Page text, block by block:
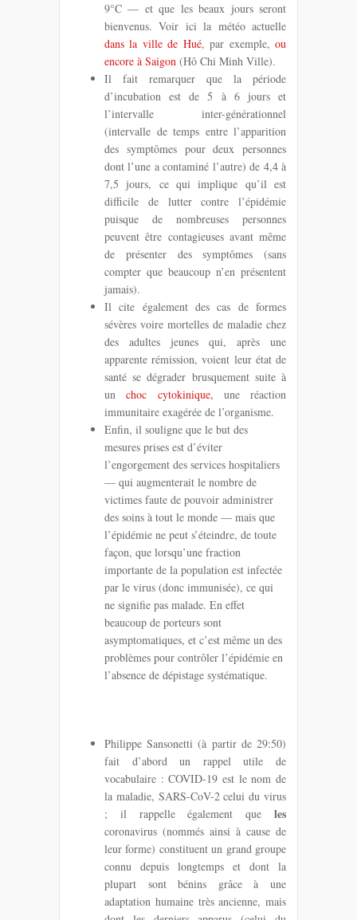
9°C — et que les beaux jours seront
bienvenus. Voir ici la météo actuelle
dans la ville de Hué, par exemple,ou
encore à Saigon (Hô Chi Minh Ville).
Il fait remarquer que la période
d’incubation est de 5 à 6 jours et
l’intervalle inter-générationnel
(intervalle de temps entre l’apparition
des symptômes pour deux personnes
dont l’une a contaminé l’autre) de 4,4 à
7,5 jours, ce qui implique qu’il est
difficile de lutter contre l’épidémie
puisque de nombreuses personnes
peuvent être contagieuses avant même
de présenter des symptômes (sans
compter que beaucoup n’en présentent
jamais).
Il cite également des cas de formes
sévères voire mortelles de maladie chez
des adultes jeunes qui, après une
apparente rémission, voient leur état de
santé se dégrader brusquement suite à
unchoc cytokinique, une réaction
immunitaire exagérée de l’organisme.
Enfin, il souligne que le but des
mesures prises est d’éviter
l’engorgement des services hospitaliers
— qui augmenterait le nombre de
victimes faute de pouvoir administrer
des soins à tout le monde — mais que
l’épidémie ne peut s’éteindre, de toute
façon, que lorsqu’une fraction
importante de la population est infectée
par le virus (donc immunisée), ce qui
ne signifie pas malade. En effet
beaucoup de porteurs sont
asymptomatiques, et c’est même un des
problèmes pour contrôler l’épidémie en
l’absence de dépistage systématique.
Philippe Sansonetti (à partir de 29:50)
fait d’abord un rappel utile de
vocabulaire : COVID-19 est le nom de
la maladie, SARS-CoV-2 celui du virus
; il rappelle également que les
coronavirus (nommés ainsi à cause de
leur forme) constituent un grand groupe
connu depuis longtemps et dont la
plupart sont bénins grâce à une
adaptation humaine très ancienne, mais